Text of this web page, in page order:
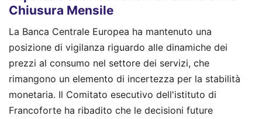
Chiusura Mensile
La Banca Centrale Europea ha mantenuto una
posizione di vigilanza riguardo alle dinamiche dei
prezzi al consumo nel settore dei servizi, che
rimangono un elemento di incertezza per la stabilità
monetaria. Il Comitato esecutivo dell'istituto di
Francoforte ha ribadito che le decisioni future